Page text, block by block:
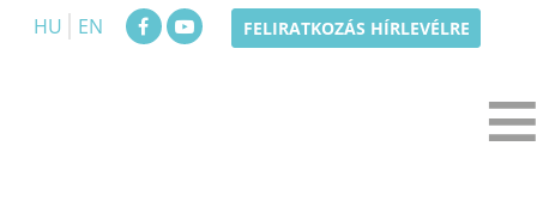
HU
EN FELIRATKOZÁS HÍRLEVÉLRE